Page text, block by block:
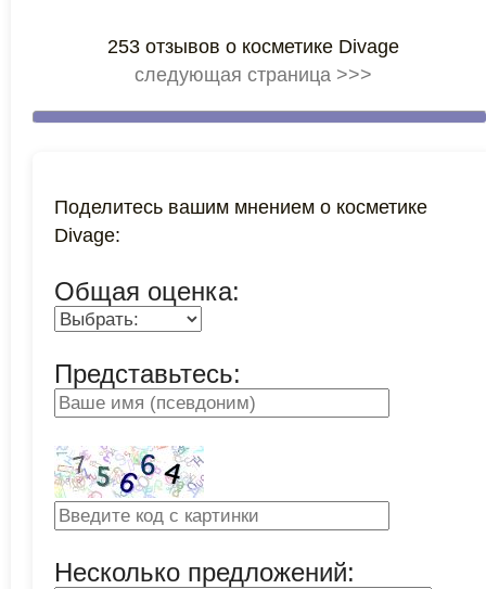
253 отзывов о косметике Divage
следующая страница >>>
Поделитесь вашим мнением о косметике
Divage:
Общая оценка:
Представьтесь:
Несколько предложений: